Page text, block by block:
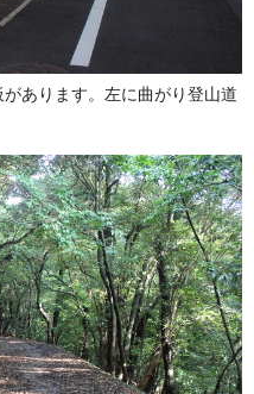
あります。左に曲がり登山道